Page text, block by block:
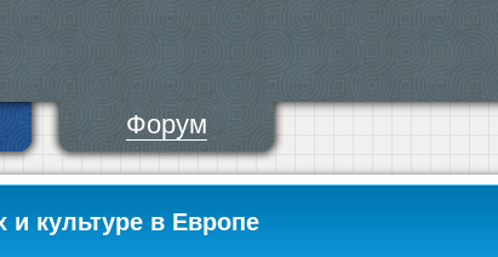
Форум
и культуре в Европе